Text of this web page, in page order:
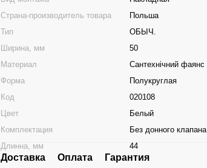
Страна-производитель товара
Польша
Тип
ОБЫЧ.
Ширина, мм
50
Материал
Сантехнічний фаянс
Форма
Полукруглая
Код
020108
Цвет
Белый
Комплектация
Без донного клапана
Длинна, мм
44
Доставка Оплата
Гарантия